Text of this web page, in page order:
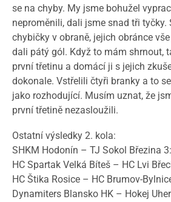
se na chyby. My jsme bohužel
neproměnili, dali jsme snad tři tyčky.
chybičky v obraně, jejich obránce
dali pátý gól. Když to mám shrnout,
první třetinu a domácí ji s jejich
dokonale. Vstřelili čtyři branky a to
jako rozhodující. Musím uznat, že
první třetině nezasloužili.
Ostatní výsledky 2. kola:
SHKM Hodonín – TJ Sokol Březina
HC Spartak Velká Bíteš – HC Lvi
HC Štika Rosice – HC Brumov-
Dynamiters Blansko HK – Hokej